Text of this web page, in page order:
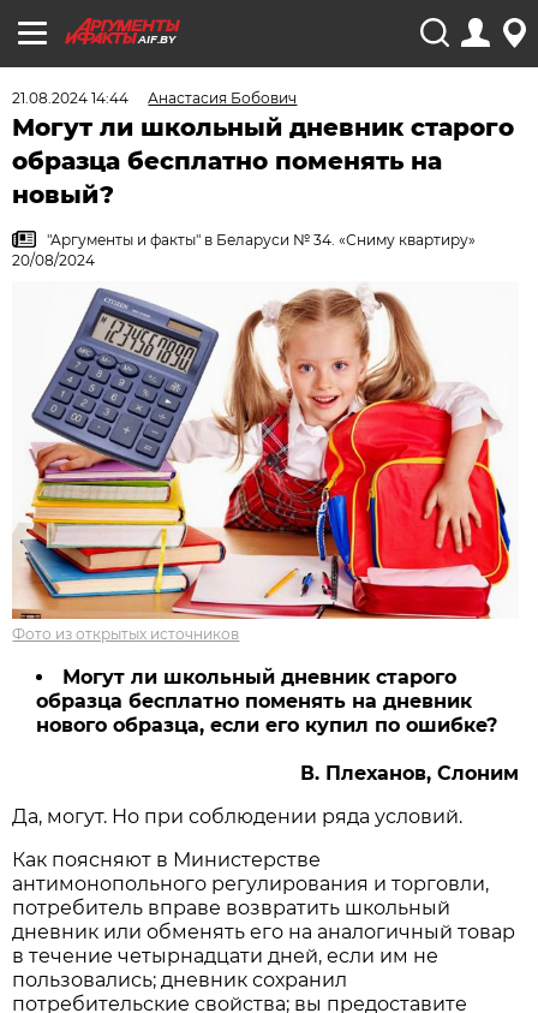
AIF.BY
21.08.2024 14:44 Анастасия Бобович
Могут ли школьный дневник старого
образца бесплатно поменять на
новый?
"Аргументы и факты" в Беларуси № 34. «Сниму квартиру»
20/08/2024
Фото из открытых источников
Могут ли школьный дневник старого
образца бесплатно поменять на дневник
нового образца, если его купил по ошибке?
В. Плеханов, Слоним
Да, могут. Но при соблюдении ряда условий.
Как поясняют в Министерстве
антимонопольного регулирования и торговли,
потребитель вправе возвратить школьный
дневник или обменять его на аналогичный товар
в течение четырнадцати дней, если им не
пользовались; дневник сохранил
потребительские свойства; вы предоставите